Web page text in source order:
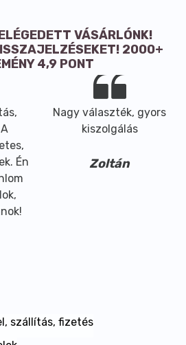
VÁSÁRLÓNK!
2000+
4,9 PONT
Én
Nagy választék, gyors
kiszolgálás
Zoltán
szállítás, fizetés